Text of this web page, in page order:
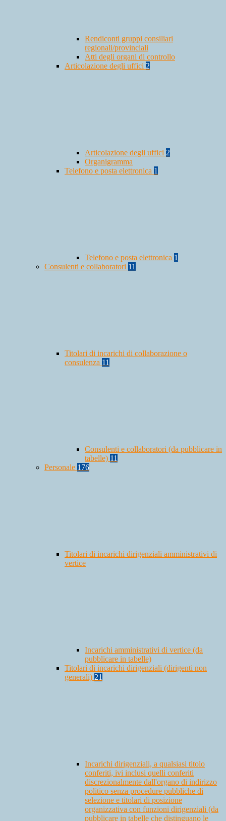
Rendiconti gruppi consiliari
regionali/provinciali
Atti degli organi di controllo
Articolazione degli uffici 2
Articolazione degli uffici 2
Organigramma
Telefono e posta elettronica 1
Telefono e posta elettronica 1
Consulenti e collaboratori 11
Titolari di incarichi di collaborazione o
consulenza 11
Consulenti e collaboratori (da pubblicare in
tabelle) 11
Personale 176
Titolari di incarichi dirigenziali amministrativi di
vertice
Incarichi amministrativi di vertice (da
pubblicare in tabelle)
Titolari di incarichi dirigenziali (dirigenti non
generali) 21
Incarichi dirigenziali, a qualsiasi titolo
conferiti, ivi inclusi quelli conferiti
discrezionalmente dall'organo di indirizzo
politico senza procedure pubbliche di
selezione e titolari di posizione
organizzativa con funzioni dirigenziali (da
pubblicare in tabelle che distinguano le